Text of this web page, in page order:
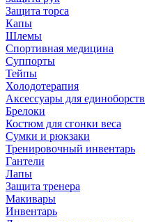
Защита торса
Капы
Шлемы
Спортивная медицина
Суппорты
Тейпы
Холодотерапия
Аксессуары для единоборств
Брелоки
Костюм для сгонки веса
Сумки и рюкзаки
Тренировочный инвентарь
Гантели
Лапы
Защита тренера
Макивары
Инвентарь